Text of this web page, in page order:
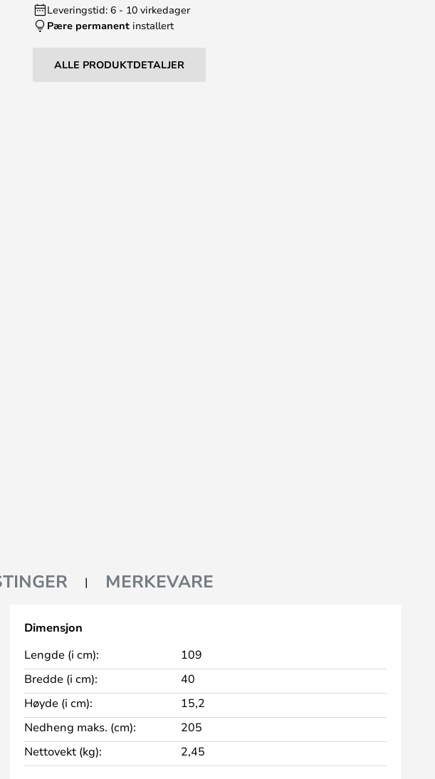
Leveringstid: 6 - 10 virkedager
Pære permanent installert
ALLE PRODUKTDETALJER
MERKEVARE
Dimensjon
Lengde (i cm):
109
Bredde (i cm):
40
Høyde (i cm):
15,2
Nedheng maks. (cm):
205
Nettovekt (kg):
2,45